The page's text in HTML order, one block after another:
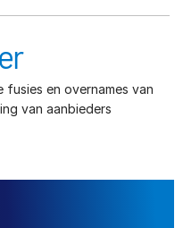
fusies en overnames van
van aanbieders